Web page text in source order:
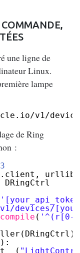
une ligne de
Linux.
lampe
v1/devices/
de Ring
:
DRingCtrl
devices/
compile ( '^(r[0-
):